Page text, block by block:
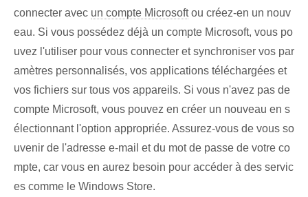
connecter avec un compte Microsoftou créez-en un nouv
eau. Si vous possédez déjà un compte Microsoft, vous po
uvez l'utiliser pour vous connecter et synchroniser vos par
amètres personnalisés, vos applications téléchargées et
vos fichiers sur tous vos appareils. Si vous n'avez pas de
compte Microsoft, vous pouvez en créer un nouveau en s
électionnant l'option appropriée. Assurez-vous de vous so
uvenir de l'adresse e-mail et du mot de passe de votre co
mpte, car vous en aurez besoin pour accéder à des servic
es comme le Windows Store.